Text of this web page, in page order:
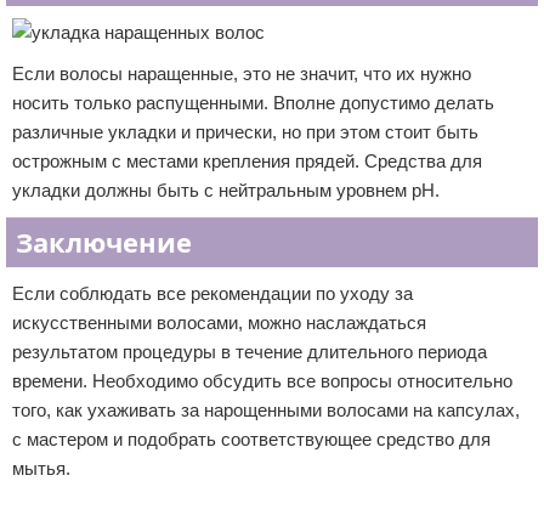
Если волосы наращенные, это не значит, что их нужно
носить только распущенными. Вполне допустимо делать
различные укладки и прически, но при этом стоит быть
острожным с местами крепления прядей. Средства для
укладки должны быть с нейтральным уровнем pH.
Заключение
Если соблюдать все рекомендации по уходу за
искусственными волосами, можно наслаждаться
результатом процедуры в течение длительного периода
времени. Необходимо обсудить все вопросы относительно
того, как ухаживать за нарощенными волосами на капсулах,
с мастером и подобрать соответствующее средство для
мытья.